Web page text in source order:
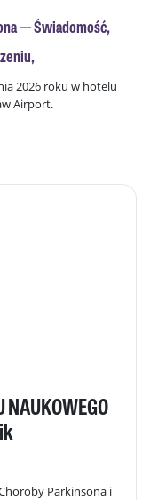
— Świadomość,
2026 roku w hotelu
Airport.
NAUKOWEGO
Parkinsona i